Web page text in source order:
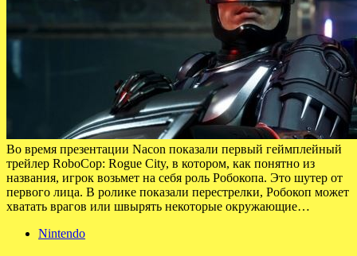
Во время презентации Nacon показали первый геймплейный
трейлер RoboCop: Rogue City, в котором, как понятно из
названия, игрок возьмет на себя роль Робокопа. Это шутер от
первого лица. В ролике показали перестрелки, Робокоп может
хватать врагов или швырять некоторые окружающие…
Nintendo